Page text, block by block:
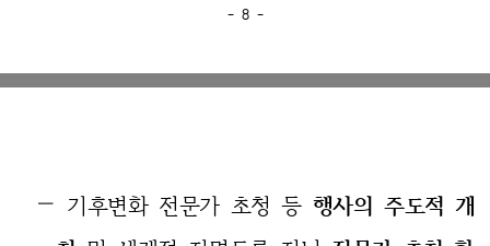
- 8 -
— 기후변화 전문가 초청 등 행사의 주도적 개